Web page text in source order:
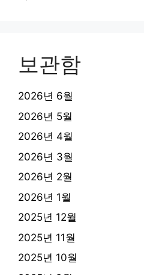
보관함
2026년 6월
2026년 5월
2026년 4월
2026년 3월
2026년 2월
2026년 1월
2025년 12월
2025년 11월
2025년 10월